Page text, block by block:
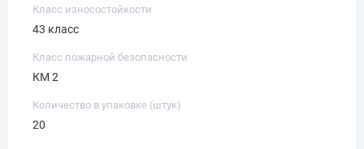
Класс износостойкости
43 класс
Класс пожарной безопасности
КМ 2
Количество в упаковке (штук)
20